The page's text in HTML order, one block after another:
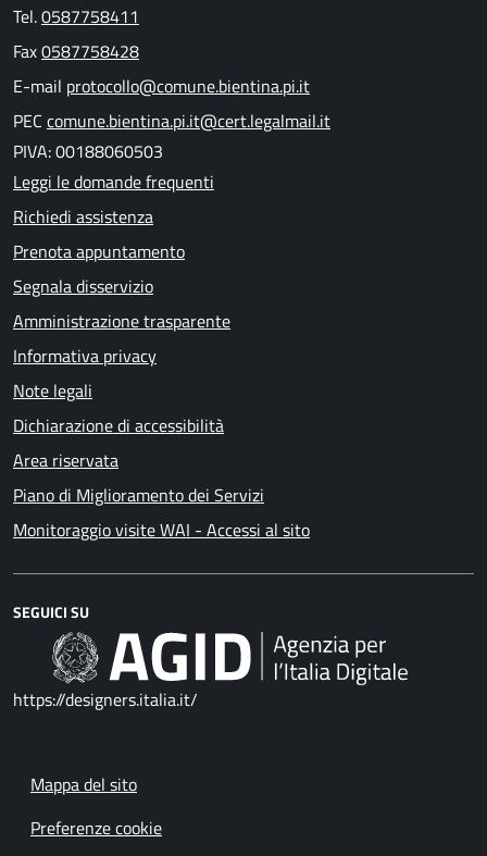
Tel.0587758411
Fax0587758428
E-mail protocollo@comune.bientina.pi.it
PEC comune.bientina.pi.it@cert.legalmail.it
PIVA: 00188060503
Leggi le domande frequenti
Richiedi assistenza
Prenota appuntamento
Segnala disservizio
Amministrazione trasparente
Informativa privacy
Note legali
Dichiarazione di accessibilità
Area riservata
Piano di Miglioramento dei Servizi
Monitoraggio visite WAI - Accessi al sito
SEGUICI SU
https://designers.italia.it/
Mappa del sito
Preferenze cookie